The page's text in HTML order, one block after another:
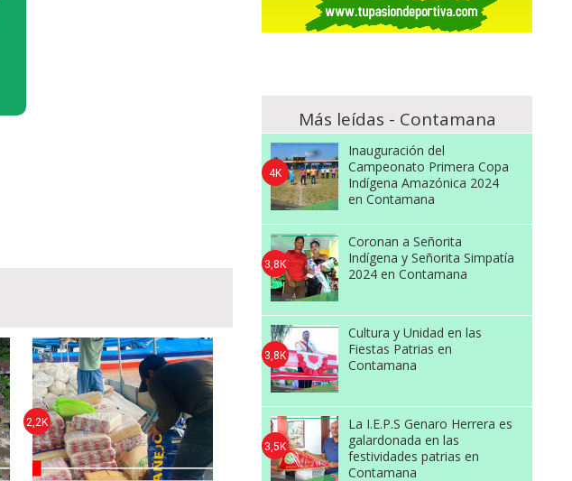
2,2K
Más leídas - Contamana
Inauguración del
Campeonato Primera Copa
Indígena Amazónica 2024
en Contamana
4K
Coronan a Señorita
Indígena y Señorita Simpatía
2024 en Contamana
3,8K
Cultura y Unidad en las
Fiestas Patrias en
Contamana
3,8K
La I.E.P.S Genaro Herrera es
galardonada en las
festividades patrias en
Contamana
3,5K